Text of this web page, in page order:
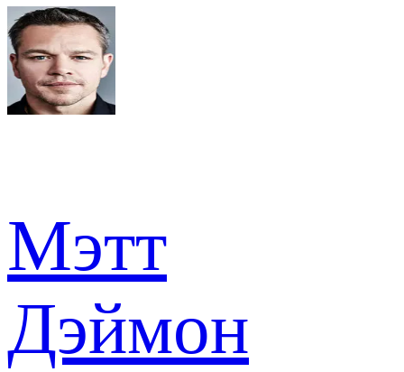
Мэтт
Дэймон